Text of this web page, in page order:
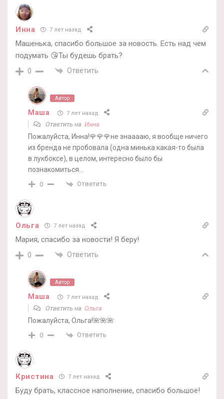
Инна 7 лет назад
Машенька, спасибо большое за новость. Есть над чем
подумать 😘Ты будешь брать?
0 Ответить
Автор
Маша 7 лет назад
Ответить на Инна
Пожалуйста, Инна!🌹🌹🌹не знааааю, я вообще ничего
из бренда не пробовала (одна минька какая-то была
в лукбоксе), в целом, интересно было бы
познакомиться…
0 Ответить
Ольга 7 лет назад
Мария, спасибо за новости! Я беру!
0 Ответить
Автор
Маша 7 лет назад
Ответить на Ольга
Пожалуйста, Ольга!🌺🌺🌺
0 Ответить
Кристина 7 лет назад
Буду брать, классное наполнение, спасибо большое!